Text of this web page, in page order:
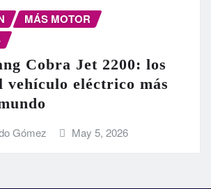
MÁS MOTOR
Cobra Jet 2200: los
vehículo eléctrico más
Gómez May 5, 2026